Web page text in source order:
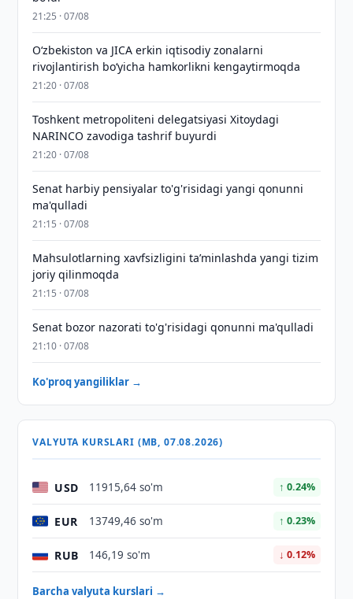
21:25 · 07/08
Oʻzbekiston va JICA erkin iqtisodiy zonalarni
rivojlantirish boʻyicha hamkorlikni kengaytirmoqda
21:20 · 07/08
Toshkent metropoliteni delegatsiyasi Xitoydagi
NARINCO zavodiga tashrif buyurdi
21:20 · 07/08
Senat harbiy pensiyalar to'g'risidagi yangi qonunni
ma'qulladi
21:15 · 07/08
Mahsulotlarning xavfsizligini taʼminlashda yangi tizim
joriy qilinmoqda
21:15 · 07/08
Senat bozor nazorati to'g'risidagi qonunni ma'qulladi
21:10 · 07/08
Ko'proq yangiliklar →
VALYUTA KURSLARI (MB, 07.08.2026)
USD 11915,64 so'm ↑ 0.24%
EUR 13749,46 so'm ↑ 0.23%
RUB 146,19 so'm ↓ 0.12%
Barcha valyuta kurslari →